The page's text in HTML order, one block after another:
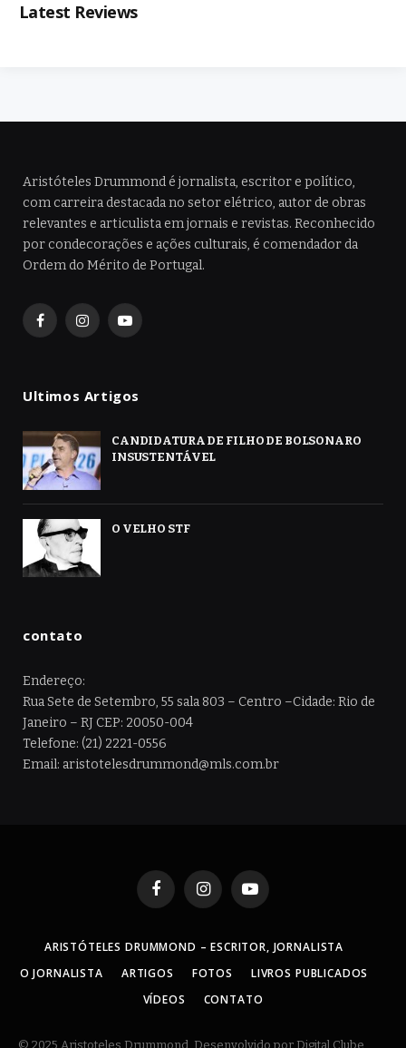
Latest Reviews
Aristóteles Drummond é jornalista, escritor e político,
com carreira destacada no setor elétrico, autor de obras
relevantes e articulista em jornais e revistas. Reconhecido
por condecorações e ações culturais, é comendador da
Ordem do Mérito de Portugal.
FacebookInstagramYouTube
Ultimos Artigos
CANDIDATURA DE FILHO DE BOLSONARO
INSUSTENTÁVEL
O VELHO STF
contato
Endereço:
Rua Sete de Setembro, 55 sala 803 – Centro –Cidade: Rio de
Janeiro – RJ CEP: 20050-004
Telefone: (21) 2221-0556
Email: aristotelesdrummond@mls.com.br
FacebookInstagramYouTube
ARISTÓTELES DRUMMOND – ESCRITOR, JORNALISTA
O JORNALISTA
ARTIGOS FOTOS
LIVROS PUBLICADOS
VÍDEOS
CONTATO
© 2025 Aristoteles Drummond. Desenvolvido por Digital Clube